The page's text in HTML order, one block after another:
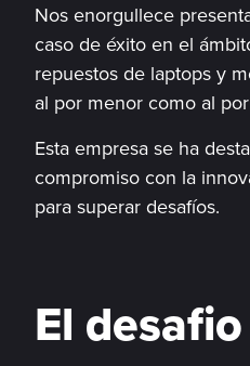
Nos enorgullece
caso de éxito en el
repuestos de laptops y
al por menor como al
Esta empresa se ha
compromiso con la
para superar desafíos.
El desafio